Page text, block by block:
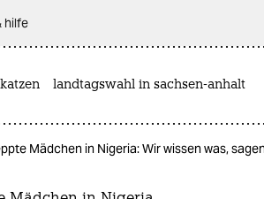
hilfe
katzen landtagswahl in sachsen-anhalt
Mädchen in Nigeria: Wir wissen was,